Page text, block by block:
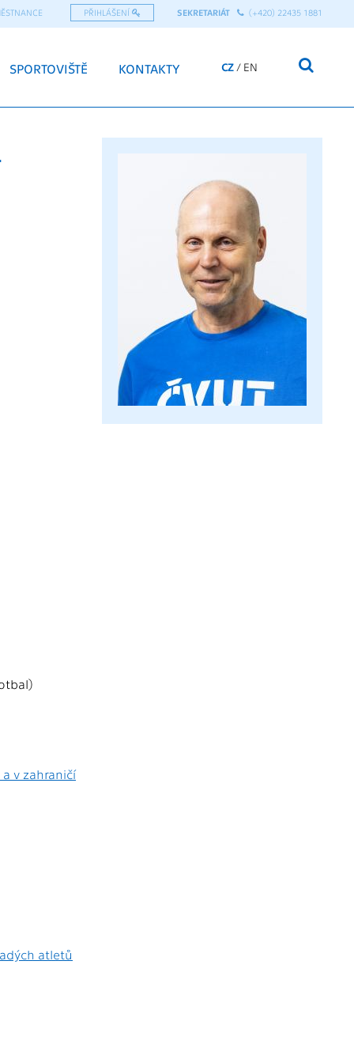
SPORTOVIŠTĚ KONTAKTY
PŘIHLÁŠENÍ SEKRETARIÁT (+420) 22435 1881
CZ EN
v zahraničí
atletů